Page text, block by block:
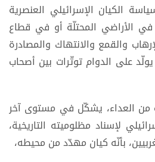
الكيان الإسرائيلي العنصرية
الأراضي المحتلّة أو في قطاع
والقمع والانتهاك والمصادرة
على الدوام توتّرات بين أصحاب
من العداء، يشكّل في مستوى آخر
لإسناد مظلوميته التاريخية،
بأنّه كيان مهدّد من محيطه،